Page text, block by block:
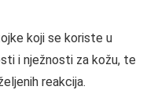
koji se koriste u
i nježnosti za kožu, te
reakcija.